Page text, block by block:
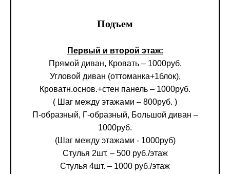
Подъем
Первый и второй этаж:
Прямой диван, Кровать – 1000руб.
Угловой диван (оттоманка+1блок),
Кроватн.основ.+стен панель – 1000руб.
( Шаг между этажами – 800руб. )
П-образный, Г-образный, Большой диван –
1000руб.
(Шаг между этажами - 1000руб)
Стулья 2шт. – 500 руб./этаж
Стулья 4шт. – 1000 руб./этаж